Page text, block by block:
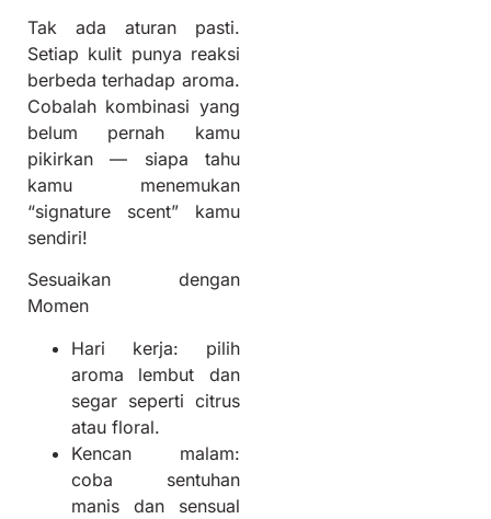
Tak ada aturan pasti.
Setiap kulit punya reaksi
berbeda terhadap aroma.
Cobalah kombinasi yang
belum pernah kamu
pikirkan — siapa tahu
kamu menemukan
“signature scent” kamu
sendiri!
Sesuaikan dengan
Momen
Hari kerja: pilih
aroma lembut dan
segar seperti citrus
atau floral.
Kencan malam:
coba sentuhan
manis dan sensual